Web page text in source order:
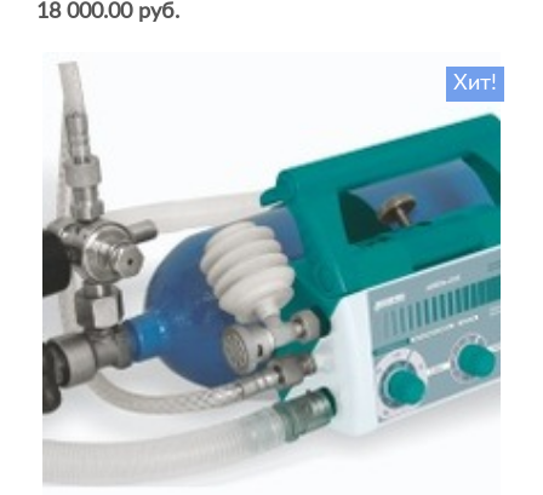
18 000.00 руб.
Хит!